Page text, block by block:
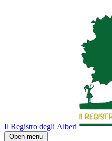
Il Registro degli Alberi
Open menu